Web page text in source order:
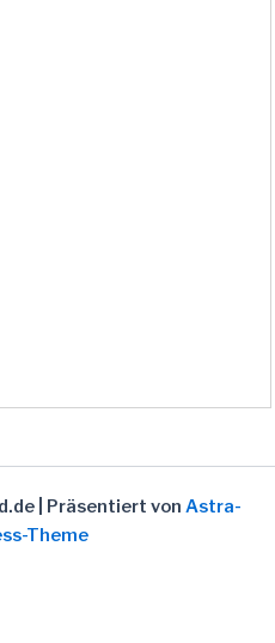
| Präsentiert von Astra-
Theme